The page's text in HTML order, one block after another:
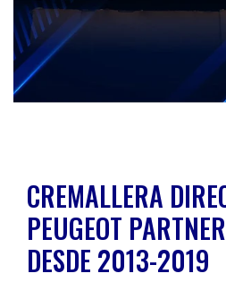
CREMALLERA
PEUGEOT
DESDE 2013-2019